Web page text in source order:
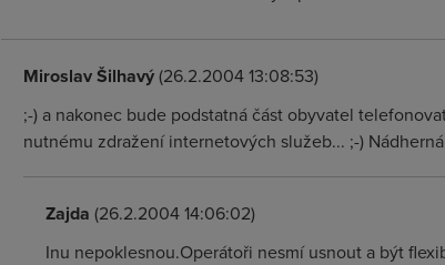
Miroslav Šilhavý(26.2.2004 13:08:53)
;-) a nakonec bude podstatná část obyvatel
nutnému zdražení internetových služeb... ;-)
Zajda (26.2.2004 14:06:02)
Inu nepoklesnou.Operátoři nesmí usnout a být